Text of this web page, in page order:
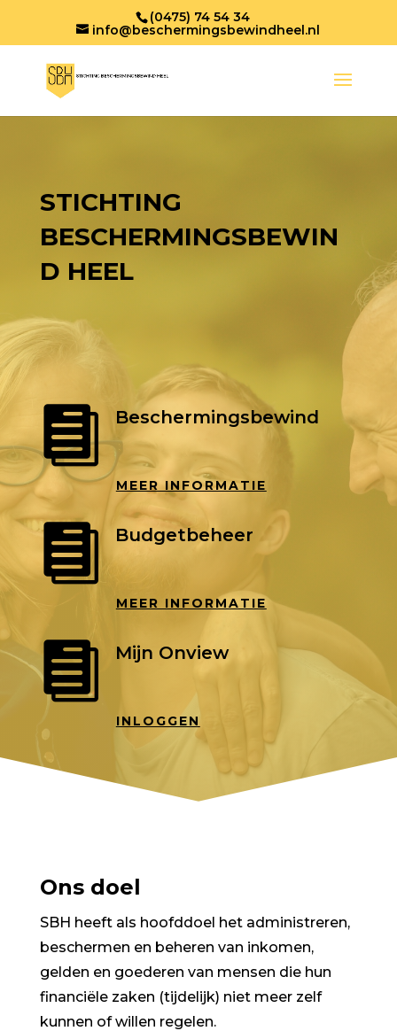
(0475) 74 54 34
info@beschermingsbewindheel.nl
STICHTING
BESCHERMINGSBEWIN
D HEEL
 Beschermingsbewind
MEER INFORMATIE
 Budgetbeheer
MEER INFORMATIE
 Mijn Onview
INLOGGEN
Ons doel
SBH heeft als hoofddoel het administreren,
beschermen en beheren van inkomen,
gelden en goederen van mensen die hun
financiële zaken (tijdelijk) niet meer zelf
kunnen of willen regelen.